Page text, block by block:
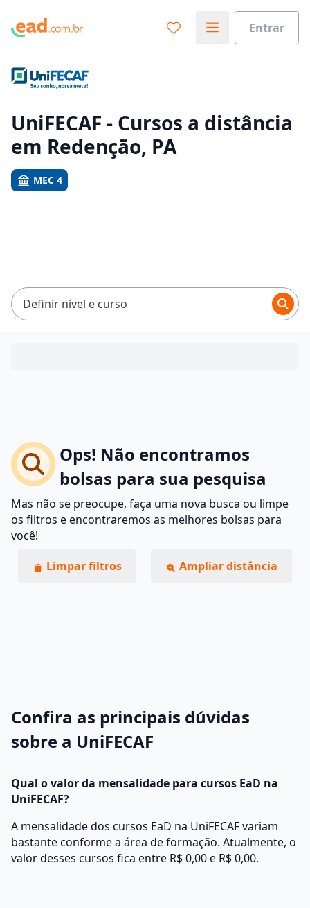
Entrar
Vamos te guiar no caminho ideal para seus estudos
Sim, já sei
UniFECAF - Cursos a distância
em Redenção, PA
MEC 4
Definir nível e curso
Ops! Não encontramos
bolsas para sua pesquisa
Mas não se preocupe, faça uma nova busca ou limpe
os filtros e encontraremos as melhores bolsas para
você!
Limpar filtros
Ampliar distância
Confira as principais dúvidas
sobre a UniFECAF
Qual o valor da mensalidade para cursos EaD na
UniFECAF?
A mensalidade dos cursos EaD na UniFECAF variam
bastante conforme a área de formação. Atualmente, o
valor desses cursos fica entre R$ 0,00 e R$ 0,00.